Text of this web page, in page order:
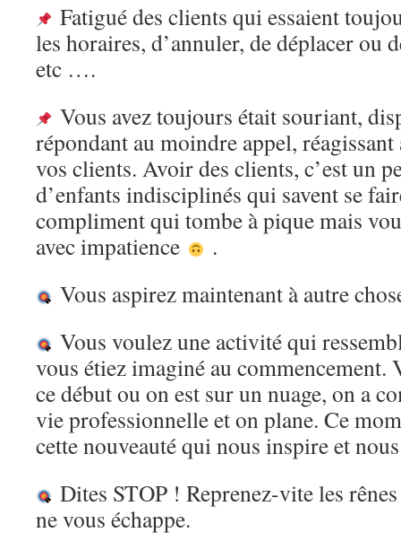
Fatigué des clients qui essaient
les horaires, d’annuler, de déplacer ou
etc ….
Vous avez toujours était souriant,
répondant au moindre appel,
vos clients. Avoir des clients, c’est un
d’enfants indisciplinés qui savent se
compliment qui tombe à pique mais
avec impatience
.
Vous aspirez maintenant à autre
Vous voulez une activité qui
vous étiez imaginé au commencement.
ce début ou on est sur un nuage, on a
vie professionnelle et on plane. Ce
cette nouveauté qui nous inspire et
Dites STOP ! Reprenez-vite les
ne vous échappe.